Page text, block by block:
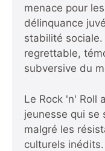
menace pour
délinquance
stabilité
regrettable,
subversive du
Le Rock 'n' Roll
jeunesse qui se
malgré les
culturels inédits.